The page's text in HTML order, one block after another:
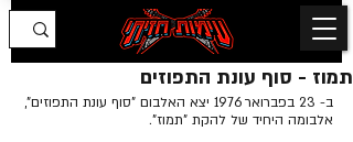
תמוז - סוף עונת התפוזים
ב- 23 בפברואר 1976 יצא האלבום "סוף עונת התפוזים",
אלבומה היחיד של להקת "תמוז".